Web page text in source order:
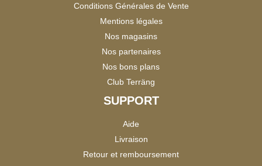
Conditions Générales de Vente
Mentions légales
Nos magasins
Nos partenaires
Nos bons plans
Club Terräng
SUPPORT
Aide
Livraison
Retour et remboursement